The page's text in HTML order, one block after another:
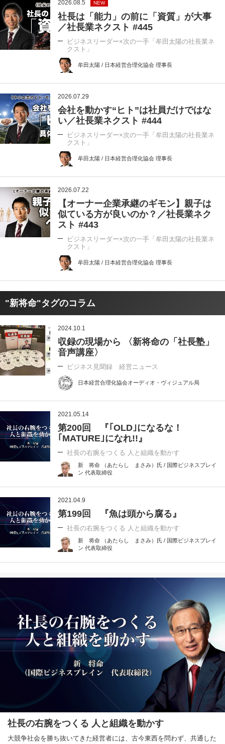
2026.08.5 NEW
社長は「能力」の前に「資質」が大事
／社長業ネクスト #445
ビジネスリーダー×次の一手「牟田太陽の社長業ネ
クスト」
牟田太陽 / 日本経営合理化協会 理事長
2026.07.29
会社を動かす“ヒト”は社員だけではな
い／社長業ネクスト #444
ビジネスリーダー×次の一手「牟田太陽の社長業ネ
クスト」
牟田太陽 / 日本経営合理化協会 理事長
2026.07.22
【オーナー企業承継のギモン】親子は
似ている方が良いのか？／社長業ネク
スト #443
ビジネスリーダー×次の一手「牟田太陽の社長業ネ
クスト」
牟田太陽 / 日本経営合理化協会 理事長
"新将命"タグのコラム
2024.10.1
収録の現場から 〈新将命の「社長塾」
音声講座〉
ビジネス見聞録 経営ニュース
日本経営合理化協会オーディオ・ヴィジュアル局
2021.05.14
第200回 『｢OLD｣になるな！
｢MATURE｣になれ!!』
社長の右腕をつくる 人と組織を動かす
新 将命 （あたらし まさみ）氏 / 国際ビジネスブレイ
ン 代表取締役
2021.04.9
第199回 『魚は頭から腐る』
社長の右腕をつくる 人と組織を動かす
新 将命 （あたらし まさみ）氏 / 国際ビジネスブレイ
ン 代表取締役
社長の右腕をつくる 人と組織を動かす
大競争社会を勝ち抜いてきた経営者には、古今東西を問わず、共通した